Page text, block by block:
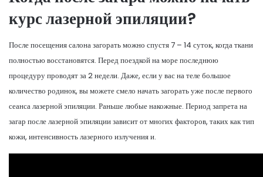
курс лазерной эпиляции?
После посещения салона загорать можно спустя 7 – 14 суток, когда ткани
полностью восстановятся. Перед поездкой на море последнюю
процедуру проводят за 2 недели. Даже, если у вас на теле большое
количество родинок, вы можете смело начать загорать уже после первого
сеанса лазерной эпиляции. Раньше любые накожные. Период запрета на
загар после лазерной эпиляции зависит от многих факторов, таких как тип
кожи, интенсивность лазерного излучения и.